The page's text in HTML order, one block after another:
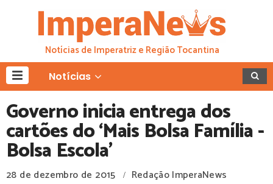
Notícias de Imperatriz e Região Tocantina
Notícias
Governo inicia entrega dos
cartões do ‘Mais Bolsa Família -
Bolsa Escola’
28 de dezembro de 2015 / Redação ImperaNews